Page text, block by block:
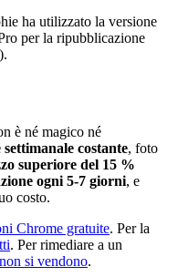
ha utilizzato la versione
per la ripubblicazione
è né magico né
costante, foto
superiore del 15 %
ogni 5-7 giorni, e
costo.
Chrome gratuite. Per la
. Per rimediare a un
si vendono.